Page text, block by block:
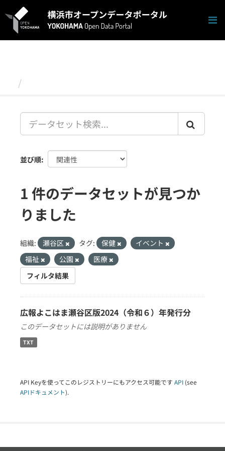
キ
並び順
1 件のデータセットが見つか
りました
組織: 瀬谷区 タグ: 保健
イベント
福祉
公園
医療
フィルタ結果
広報よこはま瀬谷区版2024（令和６）年発行分
このデータセットには説明がありません
TXT
API Keyを使ってこのレジストリーにもアクセス可能です API (see
APIドキュメント).